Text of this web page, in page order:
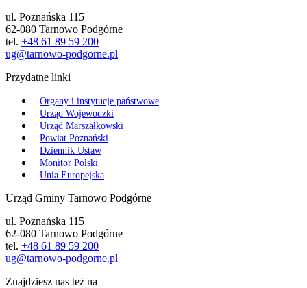
ul. Poznańska 115
62-080 Tarnowo Podgórne
tel. +48 61 89 59 200
ug@tarnowo-podgorne.pl
Przydatne linki
Organy i instytucje państwowe
Urząd Wojewódzki
Urząd Marszałkowski
Powiat Poznański
Dziennik Ustaw
Monitor Polski
Unia Europejska
Urząd Gminy Tarnowo Podgórne
ul. Poznańska 115
62-080 Tarnowo Podgórne
tel. +48 61 89 59 200
ug@tarnowo-podgorne.pl
Znajdziesz nas też na